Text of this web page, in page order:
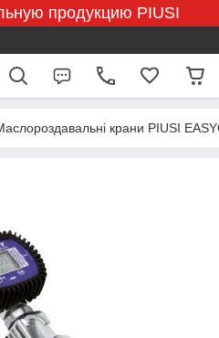
продукцию PIUSI
крани PIUSI